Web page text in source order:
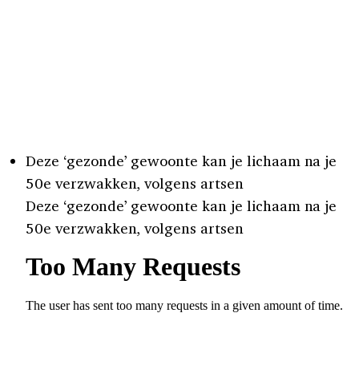
Deze ‘gezonde’ gewoonte kan je lichaam na je
50e verzwakken, volgens artsen
Deze ‘gezonde’ gewoonte kan je lichaam na je
50e verzwakken, volgens artsen